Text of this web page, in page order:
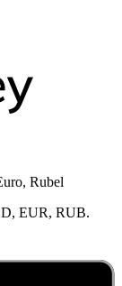
Rubel
EUR, RUB.